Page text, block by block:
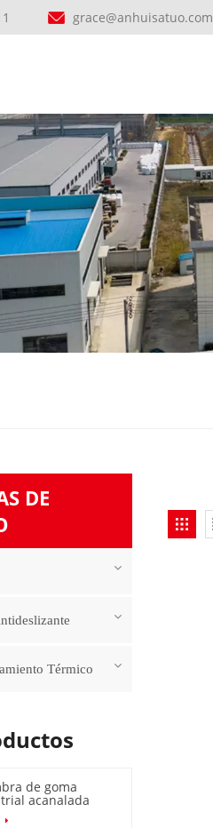
grace@anhuisatuo.com
DE
Térmico
de goma
acanalada
alta calidad